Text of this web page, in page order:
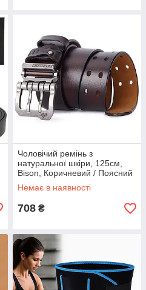
Чоловічий ремінь з
натуральної шкіри, 125см,
Bison, Коричневий / Поясний
ремінь шкіряний / Ремінь з
двома язичками
Немає в наявності
708 ₴